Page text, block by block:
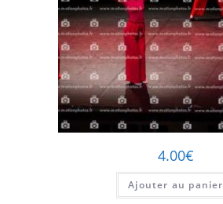
4.00€
Ajouter au panier